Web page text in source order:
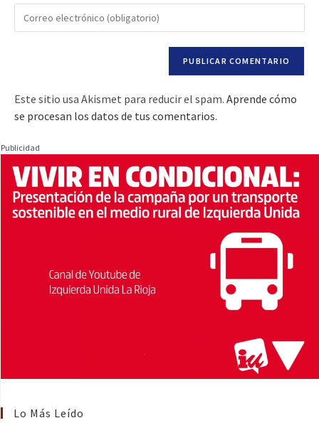
Este sitio usa Akismet para reducir el spam. Aprende cómo
se procesan los datos de tus comentarios.
Publicidad
Lo Más Leído